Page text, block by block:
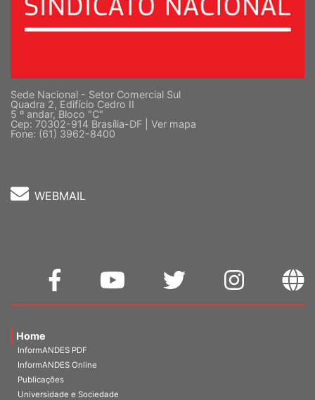
Sede Nacional - Setor Comercial Sul
Quadra 2, Edifício Cedro II
5 º andar, Bloco "C"
Cep: 70302-914 Brasília-DF | Ver mapa
Fone: (61) 3962-8400
WEBMAIL
Home
InformANDES PDF
InformANDES Online
Publicações
Universidade e Sociedade